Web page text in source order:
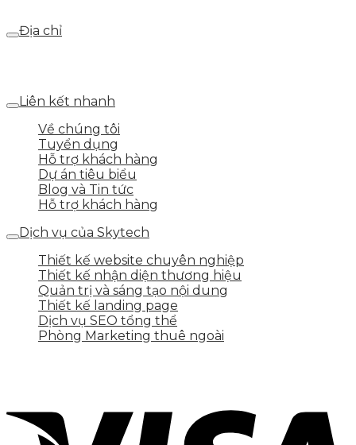
Địa chỉ
Liên kết nhanh
Về chúng tôi
Tuyển dụng
Hỗ trợ khách hàng
Dự án tiêu biểu
Blog và Tin tức
Hỗ trợ khách hàng
Dịch vụ của Skytech
Thiết kế website chuyên nghiệp
Thiết kế nhận diện thương hiệu
Quản trị và sáng tạo nội dung
Thiết kế landing page
Dịch vụ SEO tổng thể
Phòng Marketing thuê ngoài